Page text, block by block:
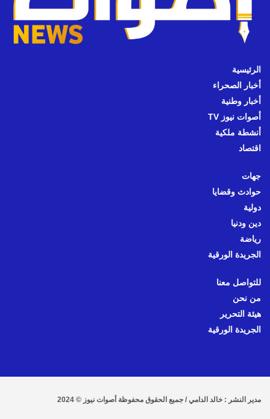
الرئيسية
أخبار الصحراء
أخبار وطنية
أصوات نيوز TV
أنشطة ملكية
اقتصاد
جهات
حوادث وقضايا
دولية
دين ودنيا
رياضة
الجريدة الورقية
للتواصل معنا
من نحن
هيئة التحرير
الجريدة الورقية
مدير النشر : خالد الدامي / جميع الحقوق محفوظة أصوات نيوز © 2024